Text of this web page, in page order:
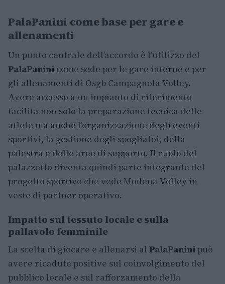
PalaPanini come base per gare e
allenamenti
Un punto centrale dell’accordo è l’utilizzo del
PalaPanini come sede per le gare interne e per
gli allenamenti di Osgb Campagnola Volley.
Avere accesso a un impianto di riferimento
facilita non solo la preparazione tecnica delle
atlete ma anche l’organizzazione degli eventi
sportivi, la gestione degli spogliatoi, della
palestra e delle aree di supporto. Il ruolo del
palazzetto diventa quindi parte integrante del
progetto sportivo che vede Modena Volley in
veste di partner operativo.
Impatto sul tessuto locale e sulla
pallavolo femminile
La scelta di giocare e allenarsi al PalaPaninipuò
avere ricadute positive sul coinvolgimento del
pubblico locale e sul rafforzamento della